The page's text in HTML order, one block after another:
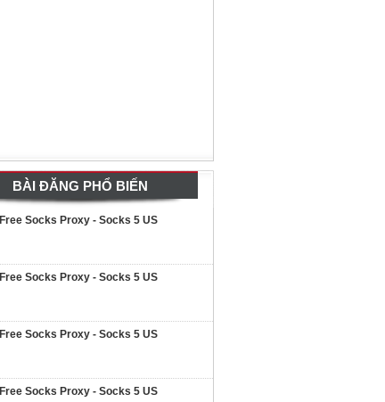
BÀI ĐĂNG PHỔ BIẾN
Free Socks Proxy - Socks 5 US
Free Socks Proxy - Socks 5 US
Free Socks Proxy - Socks 5 US
Free Socks Proxy - Socks 5 US